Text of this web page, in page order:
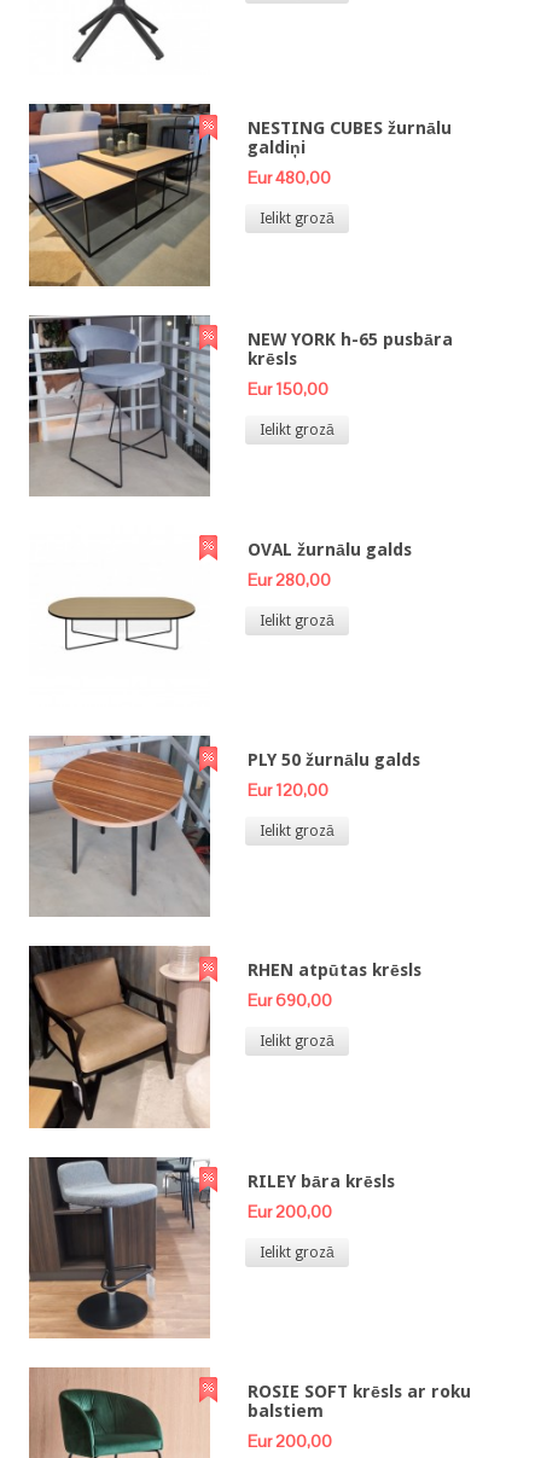
NESTING CUBES žurnālu
galdiņi
Eur 480,00
Ielikt grozā
NEW YORK h-65 pusbāra
krēsls
Eur 150,00
Ielikt grozā
OVAL žurnālu galds
Eur 280,00
Ielikt grozā
PLY 50 žurnālu galds
Eur 120,00
Ielikt grozā
RHEN atpūtas krēsls
Eur 690,00
Ielikt grozā
RILEY bāra krēsls
Eur 200,00
Ielikt grozā
ROSIE SOFT krēsls ar roku
balstiem
Eur 200,00